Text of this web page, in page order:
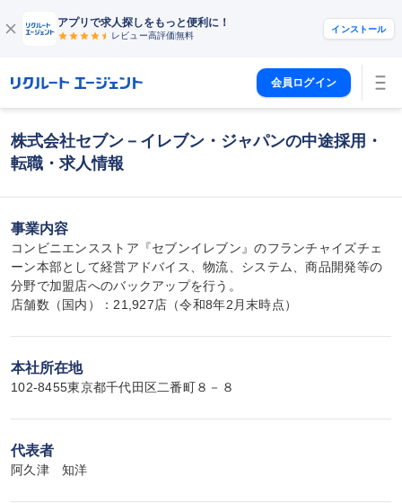
アプリで求人探しをもっと便利に！
レビュー高評価無料
インストール
会員ログイン
株式会社セブン－イレブン・ジャパンの中途採用・
転職・求人情報
事業内容
コンビニエンスストア『セブンイレブン』のフランチャイズチェ
ーン本部として経営アドバイス、物流、システム、商品開発等の
分野で加盟店へのバックアップを行う。
店舗数（国内）：21,927店（令和8年2月末時点）
本社所在地
102-8455東京都千代田区二番町８－８
代表者
阿久津　知洋